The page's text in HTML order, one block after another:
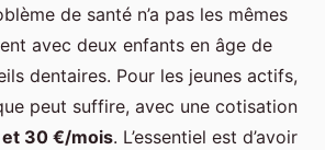
de santé n’a pas les mêmes
avec deux enfants en âge de
dentaires. Pour les jeunes actifs,
peut suffire, avec une cotisation
et 30 €/mois. L’essentiel est d’avoir